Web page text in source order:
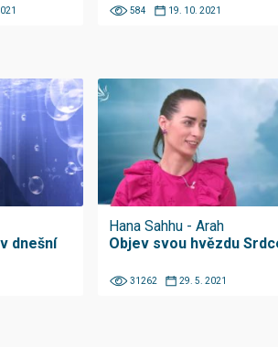
584 19. 10. 2021
dnešní
Hana Sahhu - Arah
Objev svou hvězdu
31262 29. 5. 2021